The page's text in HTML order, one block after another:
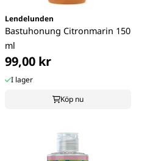
Lendelunden
Bastuhonung Citronmarin 150
ml
99,00 kr
I lager
Köp nu